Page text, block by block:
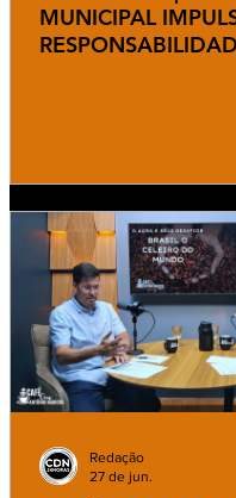
MUNICIPAL
Redação
27 de jun.